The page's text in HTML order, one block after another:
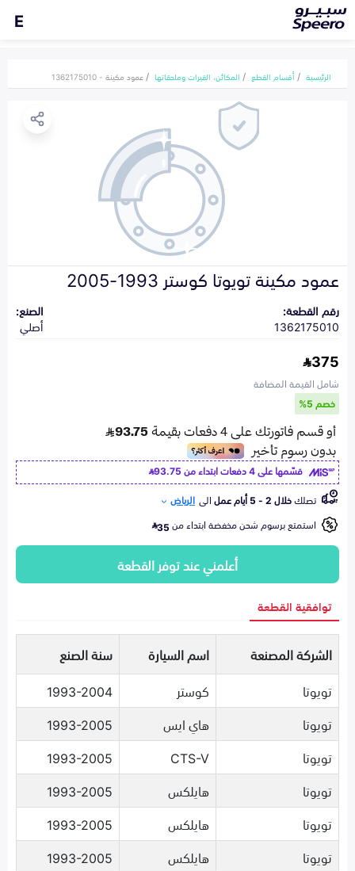
E
الرئيسية أقسام القطع المكائن، القيرات وملحقاتها عمود مكينة - 1362175010
عمود مكينة تويوتا كوستر 1993-2005
رقم القطعة:
1362175010
الصنع:
أصلي
375
شامل القيمة المضافة
خصم 5%
قسّمها على 4 دفعات ابتداء من
93.75
تصلكخلال 2 - 5 أيام عمل الى الرياض
استمتع برسوم شحن مخفضة ابتداء من35
أعلمني عند توفر القطعة
توافقية القطعة
الشركة المصنعة اسم السيارة
سنة الصنع
تويوتا
كوستر
1993-2004
تويوتا
هاي ايس
1993-2005
تويوتا
CTS-V
1993-2005
تويوتا
هايلكس
1993-2005
تويوتا
هايلكس
1993-2005
تويوتا
هايلكس
1993-2005